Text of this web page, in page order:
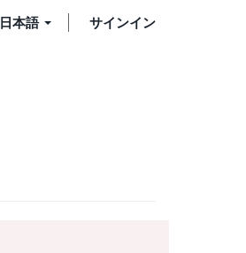
日本語 サインイン